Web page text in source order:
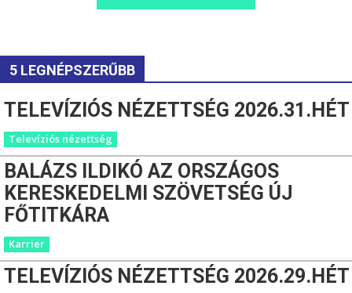
5 LEGNÉPSZERŰBB
TELEVÍZIÓS NÉZETTSÉG 2026.31.HÉT
Televíziós nézettség
BALÁZS ILDIKÓ AZ ORSZÁGOS
KERESKEDELMI SZÖVETSÉG ÚJ
FŐTITKÁRA
Karrier
TELEVÍZIÓS NÉZETTSÉG 2026.29.HÉT